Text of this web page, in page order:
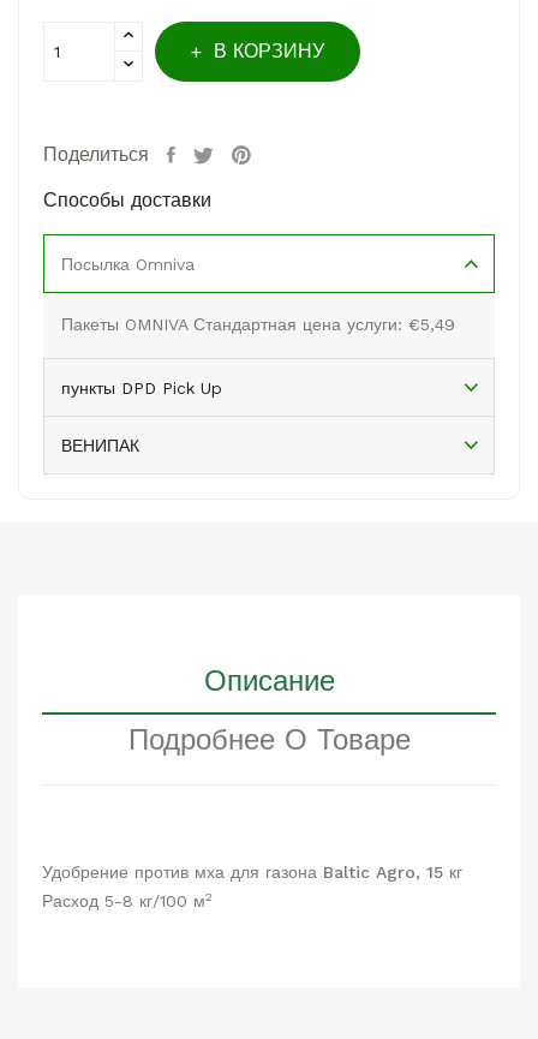
В КОРЗИНУ
Поделиться
Способы доставки
Посылка Omniva
Пакеты OMNIVA Стандартная цена услуги: €5,49
пункты DPD Pick Up
ВЕНИПАК
Описание
Подробнее О Товаре
Удобрение против мха для газона Baltic Agro, 15 кг
Расход 5-8 кг/100 м2